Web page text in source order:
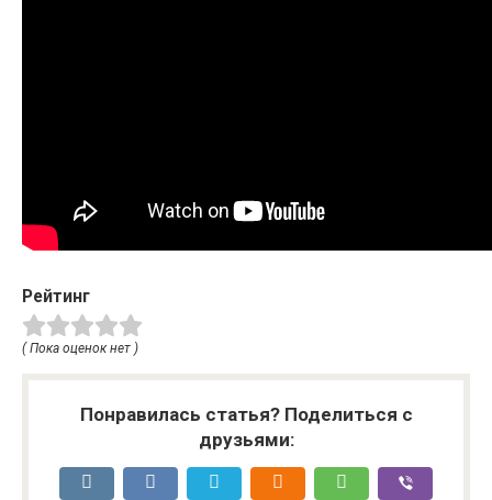
Рейтинг
( Пока оценок нет )
Понравилась статья? Поделиться с
друзьями: